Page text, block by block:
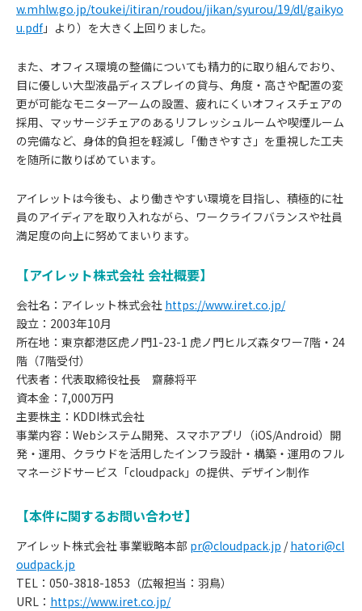
w.mhlw.go.jp/toukei/itiran/roudou/jikan/syurou/19/dl/gaikyo
u.pdf」より）を大きく上回りました。
また、オフィス環境の整備についても精力的に取り組んでおり、
目に優しい大型液晶ディスプレイの貸与、角度・高さや配置の変
更が可能なモニターアームの設置、疲れにくいオフィスチェアの
採用、マッサージチェアのあるリフレッシュルームや喫煙ルーム
の完備など、身体的負担を軽減し「働きやすさ」を重視した工夫
を随所に散りばめています。
アイレットは今後も、より働きやすい環境を目指し、積極的に社
員のアイディアを取り入れながら、ワークライフバランスや社員
満足度の向上に努めてまいります。
【アイレット株式会社 会社概要】
会社名：アイレット株式会社 https://www.iret.co.jp/
設立：2003年10月
所在地：東京都港区虎ノ門1-23-1 虎ノ門ヒルズ森タワー7階・24
階（7階受付）
代表者：代表取締役社長 齋藤将平
資本金：7,000万円
主要株主：KDDI株式会社
事業内容：Webシステム開発、スマホアプリ（iOS/Android）開
発・運用、クラウドを活用したインフラ設計・構築・運用のフル
マネージドサービス「cloudpack」の提供、デザイン制作
【本件に関するお問い合わせ】
アイレット株式会社 事業戦略本部 pr@cloudpack.jp /hatori@cl
oudpack.jp
TEL：050-3818-1853（広報担当：羽鳥）
URL： https://www.iret.co.jp/